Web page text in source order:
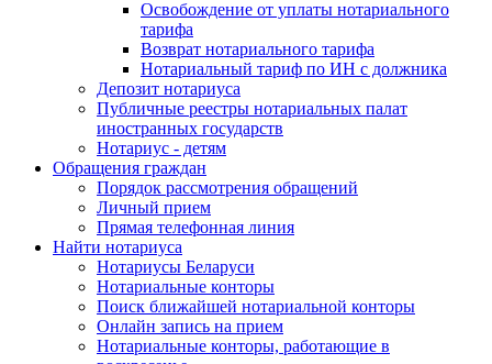
Освобождение от уплаты нотариального
тарифа
Возврат нотариального тарифа
Нотариальный тариф по ИН с должника
Депозит нотариуса
Публичные реестры нотариальных палат
иностранных государств
Нотариус - детям
Обращения граждан
Порядок рассмотрения обращений
Личный прием
Прямая телефонная линия
Найти нотариуса
Нотариусы Беларуси
Нотариальные конторы
Поиск ближайшей нотариальной конторы
Онлайн запись на прием
Нотариальные конторы, работающие в